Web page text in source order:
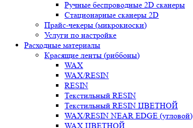
Ручные беспроводные 2D сканеры
Стационарные сканеры 2D
Прайс-чекеры (микрокиоски)
Услуги по настройке
Расходные материалы
Красящие ленты (риббоны)
WAX
WAX/RESIN
RESIN
Текстильный RESIN
Текстильный RESIN ЦВЕТНОЙ
WAX/RESIN NEAR EDGE (угловой)
WAX ЦВЕТНОЙ